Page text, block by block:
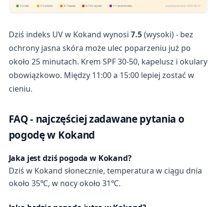
0-2 niski 3-5 umiark. 6-7 wysoki 8-10 b. wysoki 11+ ekstremalny pogodapodroze.pl · 2026-08-07
Dziś indeks UV w Kokand wynosi 7.5(wysoki) - bez
ochrony jasna skóra może ulec poparzeniu już po
około 25 minutach. Krem SPF 30-50, kapelusz i okulary
obowiązkowo. Między 11:00 a 15:00 lepiej zostać w
cieniu.
FAQ - najczęściej zadawane pytania o
pogodę w Kokand
Jaka jest dziś pogoda w Kokand?
Dziś w Kokand słonecznie, temperatura w ciągu dnia
około 35℃, w nocy około 31℃.